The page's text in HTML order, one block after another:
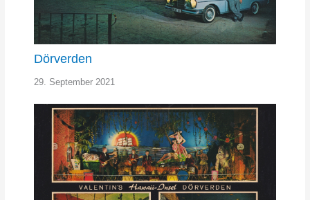
Dörverden
29. September 2021